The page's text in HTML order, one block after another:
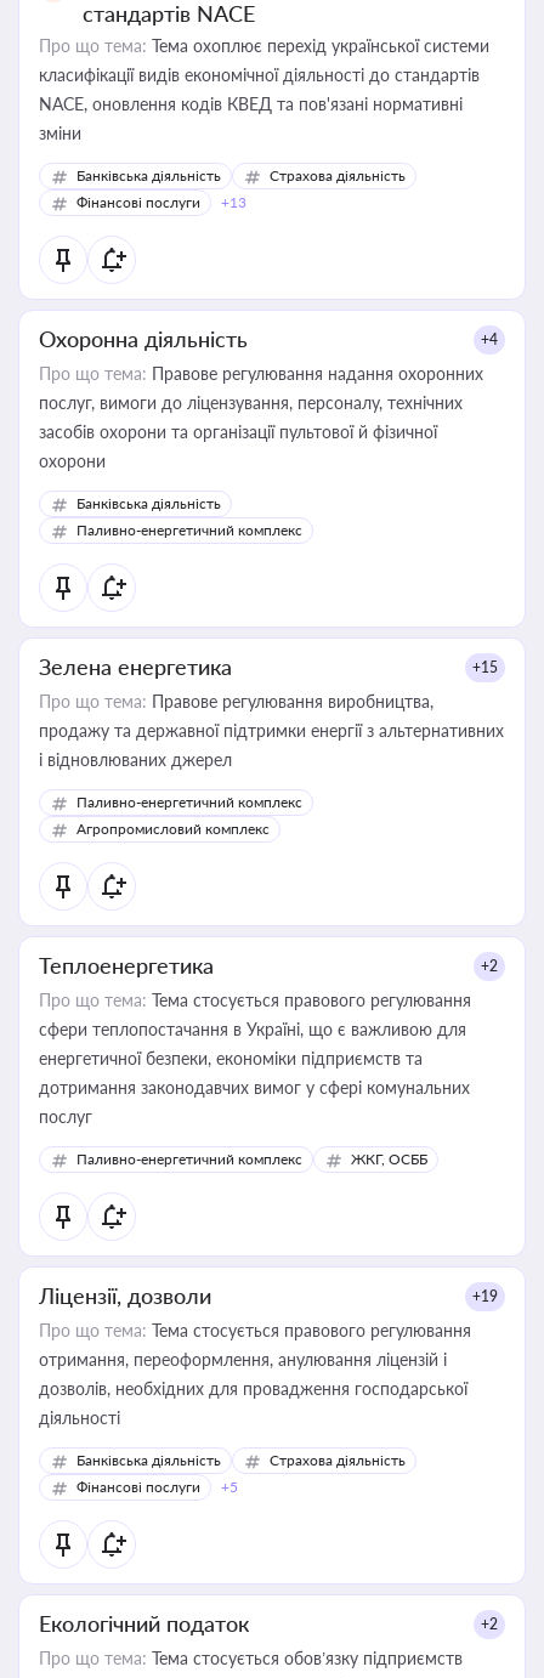
стандартів NACE
Про що тема: Тема охоплює перехід української системи
класифікації видів економічної діяльності до стандартів
NACE, оновлення кодів КВЕД та пов'язані нормативні
зміни
Банківська діяльність
Страхова діяльність
Фінансові послуги
+13
Охоронна діяльність +4
Про що тема: Правове регулювання надання охоронних
послуг, вимоги до ліцензування, персоналу, технічних
засобів охорони та організації пультової й фізичної
охорони
Банківська діяльність
Паливно-енергетичний комплекс
Зелена енергетика +15
Про що тема: Правове регулювання виробництва,
продажу та державної підтримки енергії з альтернативних
і відновлюваних джерел
Паливно-енергетичний комплекс
Агропромисловий комплекс
Теплоенергетика +2
Про що тема: Тема стосується правового регулювання
сфери теплопостачання в Україні, що є важливою для
енергетичної безпеки, економіки підприємств та
дотримання законодавчих вимог у сфері комунальних
послуг
Паливно-енергетичний комплекс ЖКГ, ОСББ
Ліцензії, дозволи +19
Про що тема: Тема стосується правового регулювання
отримання, переоформлення, анулювання ліцензій і
дозволів, необхідних для провадження господарської
діяльності
Банківська діяльність
Страхова діяльність
Фінансові послуги
+5
Екологічний податок +2
Про що тема: Тема стосується обов’язку підприємств